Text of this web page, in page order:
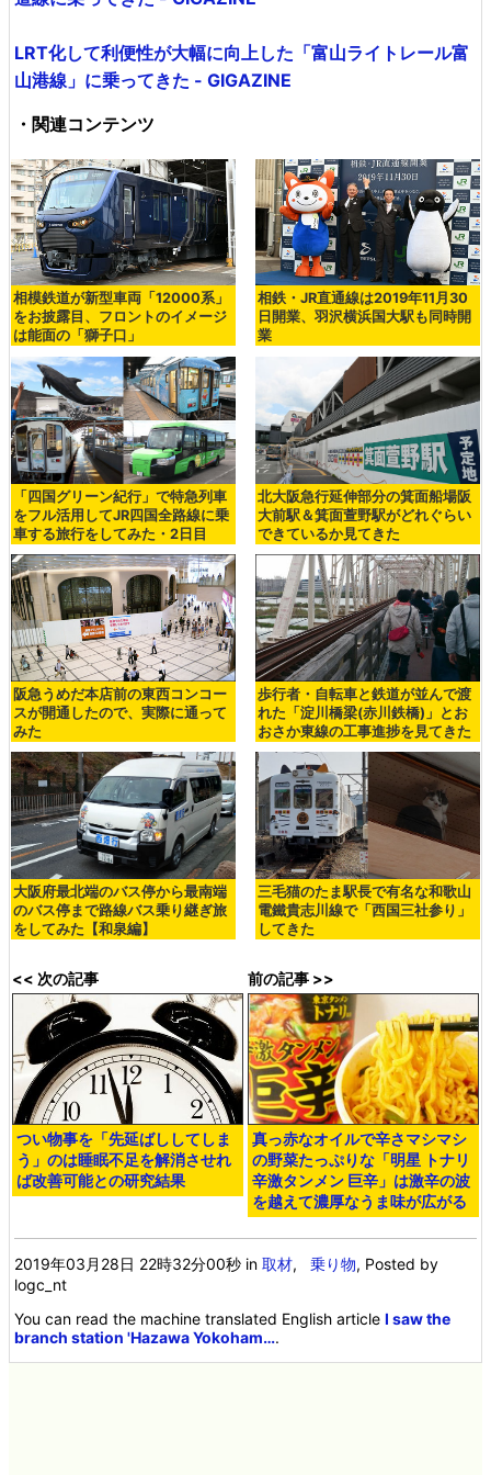
LRT化して利便性が大幅に向上した「富山ライトレール富
山港線」に乗ってきた - GIGAZINE
・関連コンテンツ
相模鉄道が新型車両「12000系」
をお披露目、フロントのイメージ
は能面の「獅子口」
相鉄・JR直通線は2019年11月30
日開業、羽沢横浜国大駅も同時開
業
「四国グリーン紀行」で特急列車
をフル活用してJR四国全路線に乗
車する旅行をしてみた・2日目
北大阪急行延伸部分の箕面船場阪
大前駅＆箕面萱野駅がどれぐらい
できているか見てきた
阪急うめだ本店前の東西コンコー
スが開通したので、実際に通って
みた
歩行者・自転車と鉄道が並んで渡
れた「淀川橋梁(赤川鉄橋)」とお
おさか東線の工事進捗を見てきた
大阪府最北端のバス停から最南端
のバス停まで路線バス乗り継ぎ旅
をしてみた【和泉編】
三毛猫のたま駅長で有名な和歌山
電鐵貴志川線で「西国三社参り」
してきた
<< 次の記事
つい物事を「先延ばししてしま
う」のは睡眠不足を解消させれ
ば改善可能との研究結果
前の記事 >>
真っ赤なオイルで辛さマシマシ
の野菜たっぷりな「明星 トナリ
辛激タンメン 巨辛」は激辛の波
を越えて濃厚なうま味が広がる
2019年03月28日 22時32分00秒 in取材,乗り物, Posted by
logc_nt
You can read the machine translated English articleI saw the
branch station 'Hazawa Yokoham….